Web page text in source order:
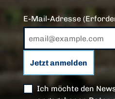
E-Mail-Adresse
Jetzt anmelden
Ich möchte den